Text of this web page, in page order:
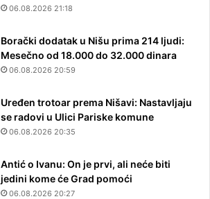
06.08.2026 21:18
Borački dodatak u Nišu prima 214 ljudi:
Mesečno od 18.000 do 32.000 dinara
06.08.2026 20:59
Uređen trotoar prema Nišavi: Nastavljaju
se radovi u Ulici Pariske komune
06.08.2026 20:35
Antić o Ivanu: On je prvi, ali neće biti
jedini kome će Grad pomoći
06.08.2026 20:27